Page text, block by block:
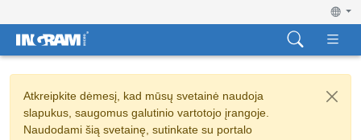
Atkreipkite dėmesį, kad mūsų svetainė naudoja
slapukus, saugomus galutinio vartotojo įrangoje.
Naudodami šią svetainę, sutinkate su portalo